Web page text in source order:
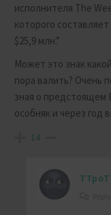
исполнителя The
которого
$25,9 млн.”
Может это знак
пора валить? Очень
зная о предстоящем
особняк и через год
14